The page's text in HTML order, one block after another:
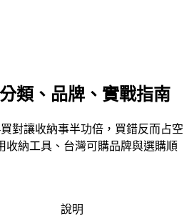
類、品牌、實戰指南
對讓收納事半功倍，買錯反而占空
收納工具、台灣可購品牌與選購順
說明